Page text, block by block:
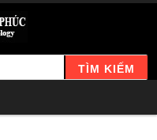
TÌM KIẾM